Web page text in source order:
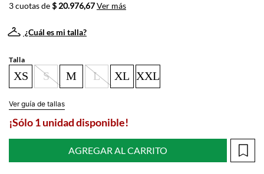
3 cuotas de$ 20.976,67Ver más
¿Cuál es mi talla?
Talla
XS S M L XL XXL
Ver guía de tallas
¡Sólo 1 unidad disponible!
AGREGAR AL CARRITO